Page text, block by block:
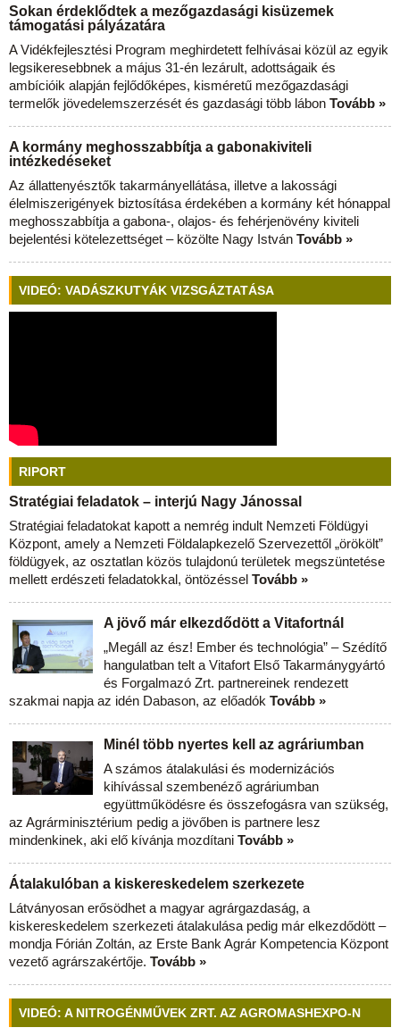
Sokan érdeklődtek a mezőgazdasági kisüzemek
támogatási pályázatára
A Vidékfejlesztési Program meghirdetett felhívásai közül az egyik
legsikeresebbnek a május 31-én lezárult, adottságaik és
ambícióik alapján fejlődőképes, kisméretű mezőgazdasági
termelők jövedelemszerzését és gazdasági több lábon Tovább »
A kormány meghosszabbítja a gabonakiviteli
intézkedéseket
Az állattenyésztők takarmányellátása, illetve a lakossági
élelmiszerigények biztosítása érdekében a kormány két hónappal
meghosszabbítja a gabona-, olajos- és fehérjenövény kiviteli
bejelentési kötelezettséget – közölte Nagy István Tovább »
VIDEÓ: VADÁSZKUTYÁK VIZSGÁZTATÁSA
RIPORT
Stratégiai feladatok – interjú Nagy Jánossal
Stratégiai feladatokat kapott a nemrég indult Nemzeti Földügyi
Központ, amely a Nemzeti Földalapkezelő Szervezettől „örökölt”
földügyek, az osztatlan közös tulajdonú területek megszüntetése
mellett erdészeti feladatokkal, öntözéssel Tovább »
A jövő már elkezdődött a Vitafortnál
„Megáll az ész! Ember és technológia” – Szédítő
hangulatban telt a Vitafort Első Takarmánygyártó
és Forgalmazó Zrt. partnereinek rendezett
szakmai napja az idén Dabason, az előadók Tovább »
Minél több nyertes kell az agráriumban
A számos átalakulási és modernizációs
kihívással szembenéző agráriumban
együttműködésre és összefogásra van szükség,
az Agrárminisztérium pedig a jövőben is partnere lesz
mindenkinek, aki elő kívánja mozdítani Tovább »
Átalakulóban a kiskereskedelem szerkezete
Látványosan erősödhet a magyar agrárgazdaság, a
kiskereskedelem szerkezeti átalakulása pedig már elkezdődött –
mondja Fórián Zoltán, az Erste Bank Agrár Kompetencia Központ
vezető agrárszakértője. Tovább »
VIDEÓ: A NITROGÉNMŰVEK ZRT. AZ AGROMASHEXPO-N